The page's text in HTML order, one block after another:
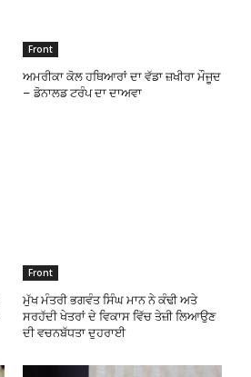
Front
ਅਮਰੀਕਾ ਕੋਲ ਹਥਿਆਰਾਂ ਦਾ ਵੱਡਾ ਜ਼ਖੀਰਾ ਮੌਜੂਦ
– ਡੋਨਾਲਡ ਟਰੰਪ ਦਾ ਦਾਅਵਾ
Front
ਮੁੱਖ ਮੰਤਰੀ ਭਗਵੰਤ ਸਿੰਘ ਮਾਨ ਨੇ ਕੰਢੀ ਅਤੇ
ਸਰਹੱਦੀ ਖੇਤਰਾਂ ਦੇ ਵਿਕਾਸ ਵਿੱਚ ਤੇਜ਼ੀ ਲਿਆਉਣ
ਦੀ ਵਚਨਬੱਧਤਾ ਦੁਹਰਾਈ